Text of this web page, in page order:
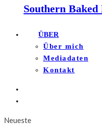
Southern Baked
ÜBER
Über mich
Mediadaten
Kontakt
Neueste